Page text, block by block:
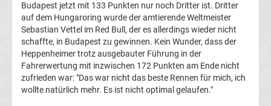
Formel
1
heute
Ergebnisse
Budapest jetzt mit 133 Punkten nur noch Dritter ist. Dritter
auf dem Hungaroring wurde der amtierende Weltmeister
Sebastian Vettel im Red Bull, der es allerdings wieder nicht
schaffte, in Budapest zu gewinnen. Kein Wunder, dass der
Heppenheimer trotz ausgebauter Führung in der
Fahrerwertung mit inzwischen 172 Punkten am Ende nicht
zufrieden war: "Das war nicht das beste Rennen für mich, ich
wollte natürlich mehr. Es ist nicht optimal gelaufen."